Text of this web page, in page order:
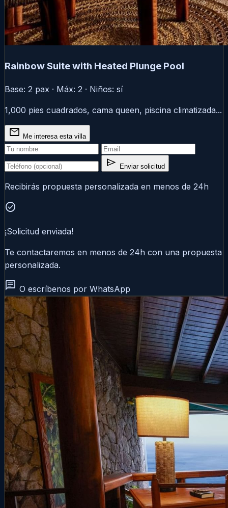
Rainbow Suite with Heated Plunge Pool
Base: 2 pax · Máx: 2 · Niños: sí
1,000 pies cuadrados, cama queen, piscina climatizada...
mail Me interesa esta villa
send Enviar solicitud
Recibirás propuesta personalizada en menos de 24h
check_circle
¡Solicitud enviada!
Te contactaremos en menos de 24h con una propuesta
personalizada.
chat O escríbenos por WhatsApp